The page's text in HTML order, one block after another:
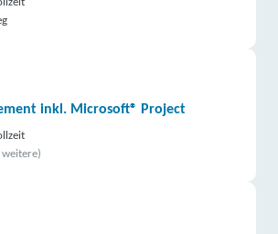
inkl. Microsoft® Project
weitere)